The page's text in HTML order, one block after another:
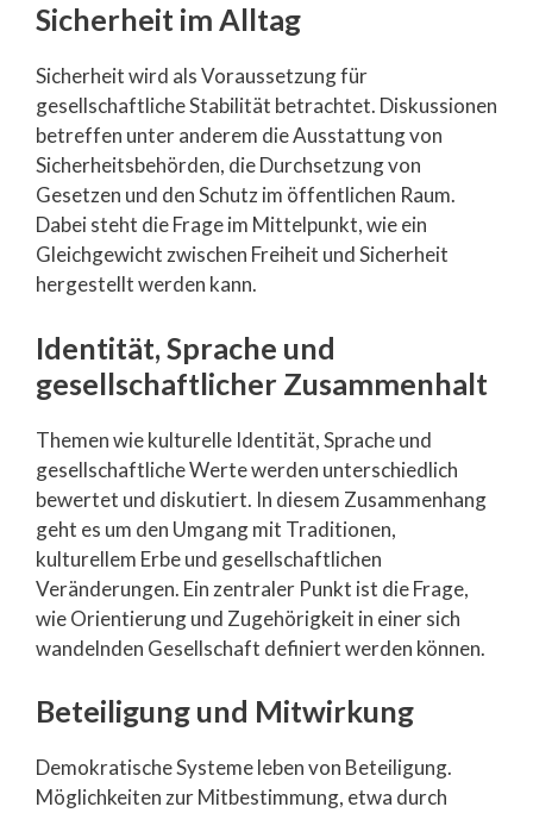
Sicherheit im Alltag
Sicherheit wird als Voraussetzung für
gesellschaftliche Stabilität betrachtet. Diskussionen
betreffen unter anderem die Ausstattung von
Sicherheitsbehörden, die Durchsetzung von
Gesetzen und den Schutz im öffentlichen Raum.
Dabei steht die Frage im Mittelpunkt, wie ein
Gleichgewicht zwischen Freiheit und Sicherheit
hergestellt werden kann.
Identität, Sprache und
gesellschaftlicher Zusammenhalt
Themen wie kulturelle Identität, Sprache und
gesellschaftliche Werte werden unterschiedlich
bewertet und diskutiert. In diesem Zusammenhang
geht es um den Umgang mit Traditionen,
kulturellem Erbe und gesellschaftlichen
Veränderungen. Ein zentraler Punkt ist die Frage,
wie Orientierung und Zugehörigkeit in einer sich
wandelnden Gesellschaft definiert werden können.
Beteiligung und Mitwirkung
Demokratische Systeme leben von Beteiligung.
Möglichkeiten zur Mitbestimmung, etwa durch